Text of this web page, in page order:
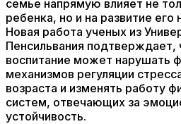
семье напрямую влияет не
ребенка, но и на развитие
Новая работа ученых из
Пенсильвания подтверждает,
воспитание может нарушать
механизмов регуляции
возраста и изменять работу
систем, отвечающих за
устойчивость.